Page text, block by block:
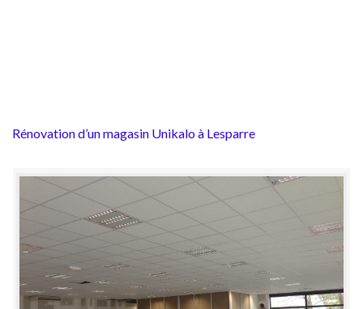
Rénovation d’un magasin Unikalo à Lesparre